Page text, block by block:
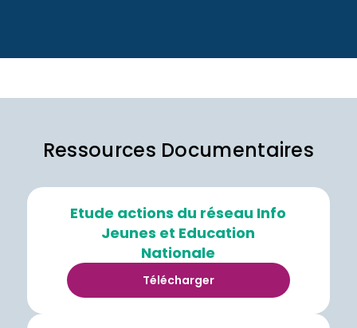
Ressources Documentaires
Etude actions du réseau Info
Jeunes et Education
Nationale
Télécharger